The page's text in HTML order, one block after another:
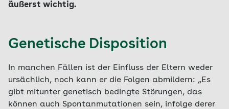
äußerst wichtig.
Genetische Disposition
In manchen Fällen ist der Einfluss der Eltern weder
ursächlich, noch kann er die Folgen abmildern: „Es
gibt mitunter genetisch bedingte Störungen, das
können auch Spontanmutationen sein, infolge derer